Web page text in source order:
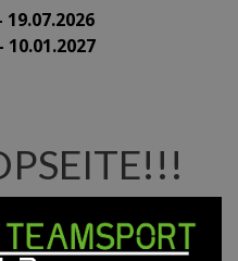
19.07.2026